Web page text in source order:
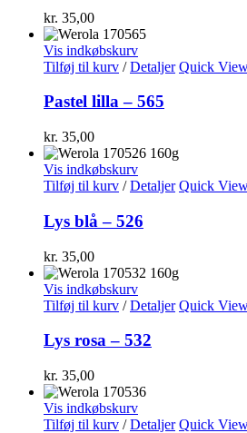
kr. 35,00
Vis indkøbskurv
Tilføj til kurv / Detaljer Quick
Pastel lilla – 565
kr. 35,00
Vis indkøbskurv
Tilføj til kurv / Detaljer Quick
Lys blå – 526
kr. 35,00
Vis indkøbskurv
Tilføj til kurv / Detaljer Quick
Lys rosa – 532
kr. 35,00
Vis indkøbskurv
Tilføj til kurv / Detaljer Quick